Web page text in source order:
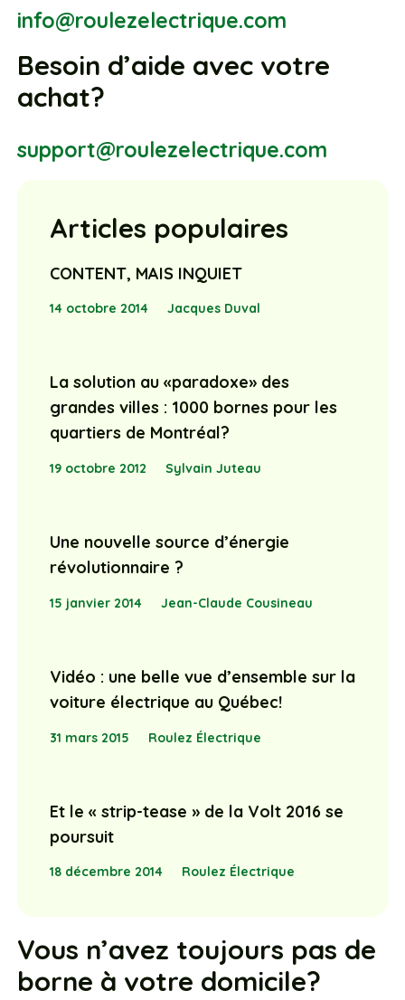
info@roulezelectrique.com
Besoin d’aide avec votre
achat?
support@roulezelectrique.com
Articles populaires
CONTENT, MAIS INQUIET
14 octobre 2014 Jacques Duval
La solution au «paradoxe» des
grandes villes : 1000 bornes pour les
quartiers de Montréal?
19 octobre 2012 Sylvain Juteau
Une nouvelle source d’énergie
révolutionnaire ?
15 janvier 2014 Jean-Claude Cousineau
Vidéo : une belle vue d’ensemble sur la
voiture électrique au Québec!
31 mars 2015 Roulez Électrique
Et le « strip-tease » de la Volt 2016 se
poursuit
18 décembre 2014 Roulez Électrique
Vous n’avez toujours pas de
borne à votre domicile?